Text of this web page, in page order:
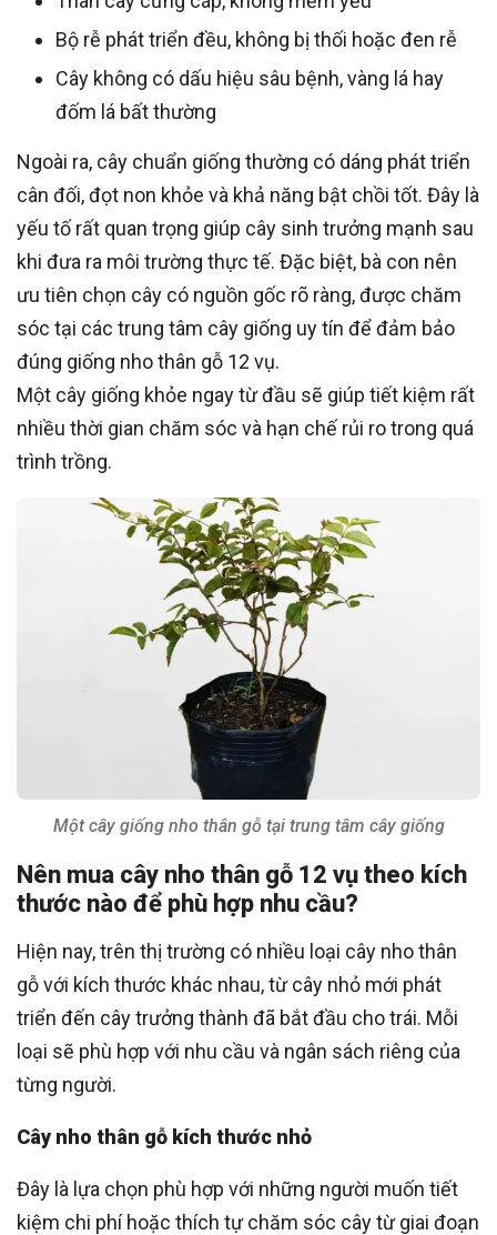
Bộ rễ phát triển đều, không bị thối hoặc đen rễ
Cây không có dấu hiệu sâu bệnh, vàng lá hay
đốm lá bất thường
Ngoài ra, cây chuẩn giống thường có dáng phát triển
cân đối, đọt non khỏe và khả năng bật chồi tốt. Đây là
yếu tố rất quan trọng giúp cây sinh trưởng mạnh sau
khi đưa ra môi trường thực tế. Đặc biệt, bà con nên
ưu tiên chọn cây có nguồn gốc rõ ràng, được chăm
sóc tại các trung tâm cây giống uy tín để đảm bảo
đúng giống nho thân gỗ 12 vụ.
Một cây giống khỏe ngay từ đầu sẽ giúp tiết kiệm rất
nhiều thời gian chăm sóc và hạn chế rủi ro trong quá
trình trồng.
Một cây giống nho thân gỗ tại trung tâm cây giống
Nên mua cây nho thân gỗ 12 vụ theo kích
thước nào để phù hợp nhu cầu?
Hiện nay, trên thị trường có nhiều loại cây nho thân
gỗ với kích thước khác nhau, từ cây nhỏ mới phát
triển đến cây trưởng thành đã bắt đầu cho trái. Mỗi
loại sẽ phù hợp với nhu cầu và ngân sách riêng của
từng người.
Cây nho thân gỗ kích thước nhỏ
Đây là lựa chọn phù hợp với những người muốn tiết
kiệm chi phí hoặc thích tự chăm sóc cây từ giai đoạn